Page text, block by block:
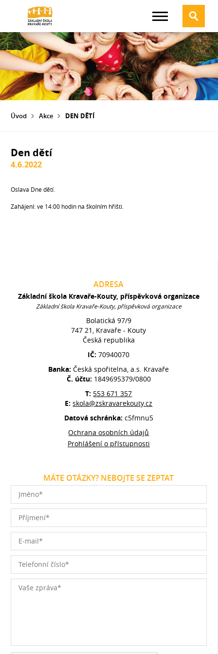
Úvod Akce DEN DĚTÍ
Den dětí
4.6.2022
Oslava Dne dětí.
Zahájení: ve 14:00 hodin na školním hřišti.
ADRESA
Základní škola Kravaře-Kouty, příspěvková organizace
Základní škola Kravaře-Kouty, příspěvková organizace
Bolatická 97/9
747 21, Kravaře - Kouty
Česká republika
IČ:70940070
Banka:Česká spořitelna, a.s. Kravaře
Č. účtu: 1849695379/0800
T: 553 671 357
E:skola@zskravarekouty.cz
Datová schránka: c5fmnu5
Ochrana osobních údajů
Prohlášení o přístupnosti
MÁTE OTÁZKY? NEBOJTE SE ZEPTAT